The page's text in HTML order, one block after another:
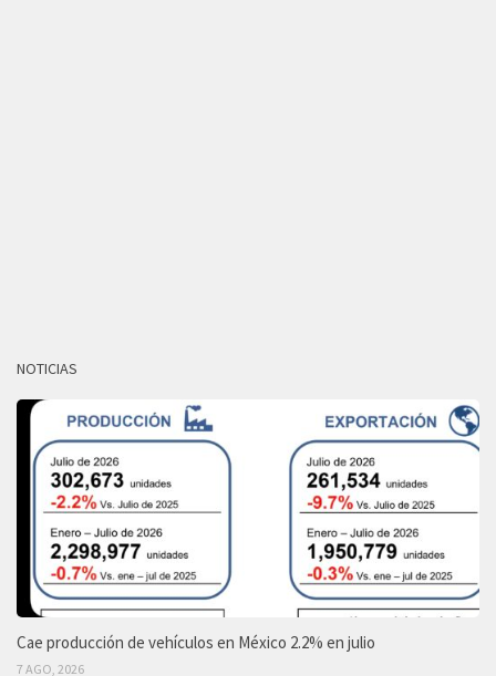
NOTICIAS
Cae producción de vehículos en México 2.2% en julio
7 AGO, 2026